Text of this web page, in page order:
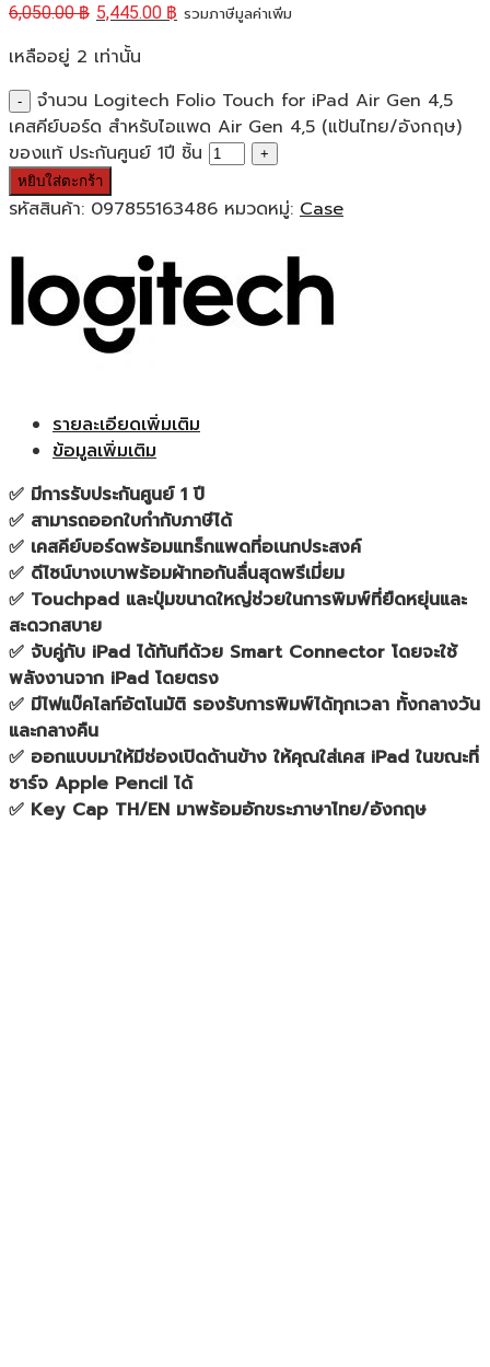
6,050.00฿ 5,445.00 ฿ รวมภาษีมูลค่าเพิ่ม
เหลืออยู่ 2 เท่านั้น
จำนวน Logitech Folio Touch for iPad Air Gen 4,5
เคสคีย์บอร์ด สำหรับไอแพด Air Gen 4,5 (แป้นไทย/อังกฤษ)
ของแท้ ประกันศูนย์ 1ปี ชิ้น
หยิบใส่ตะกร้า
รหัสสินค้า: 097855163486 หมวดหมู่: Case
รายละเอียดเพิ่มเติม
ข้อมูลเพิ่มเติม
✅ มีการรับประกันศูนย์ 1 ปี
✅ สามารถออกใบกำกับภาษีได้
✅ เคสคีย์บอร์ดพร้อมแทร็กแพดที่อเนกประสงค์
✅ ดีไซน์บางเบาพร้อมผ้าทอกันลื่นสุดพรีเมี่ยม
✅ Touchpad และปุ่มขนาดใหญ่ช่วยในการพิมพ์ที่ยืดหยุ่นและ
สะดวกสบาย
✅ จับคู่กับ iPad ได้ทันทีด้วย Smart Connector โดยจะใช้
พลังงานจาก iPad โดยตรง
✅ มีไฟแบ๊คไลท์อัตโนมัติ รองรับการพิมพ์ได้ทุกเวลา ทั้งกลางวัน
และกลางคืน
✅ ออกแบบมาให้มีช่องเปิดด้านข้าง ให้คุณใส่เคส iPad ในขณะที่
ชาร์จ Apple Pencil ได้
✅ Key Cap TH/EN มาพร้อมอักขระภาษาไทย/อังกฤษ